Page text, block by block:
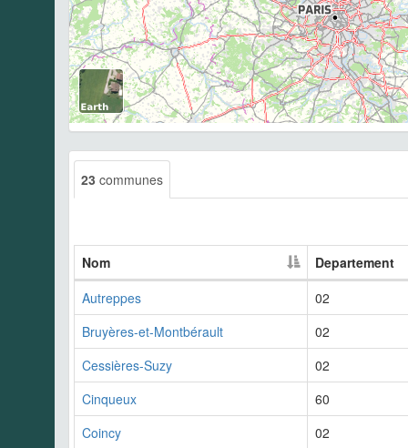
23 communes
Nom
Departement
Autreppes
02
Bruyères-et-Montbérault
02
Cessières-Suzy
02
Cinqueux
60
Coincy
02